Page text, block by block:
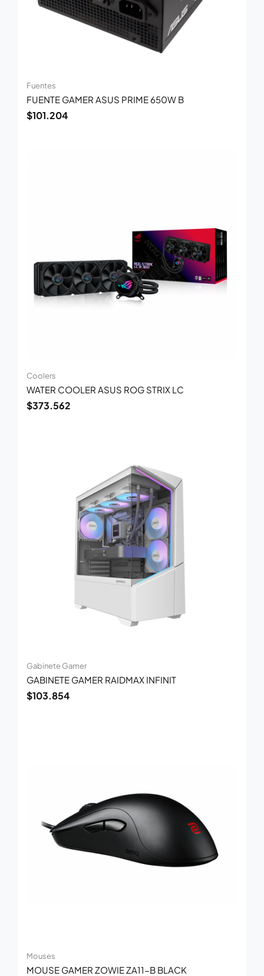
Fuentes
FUENTE GAMER ASUS PRIME 650W B
$101.204
Coolers
WATER COOLER ASUS ROG STRIX LC
$373.562
Gabinete Gamer
GABINETE GAMER RAIDMAX INFINIT
$103.854
Mouses
MOUSE GAMER ZOWIE ZA11-B BLACK